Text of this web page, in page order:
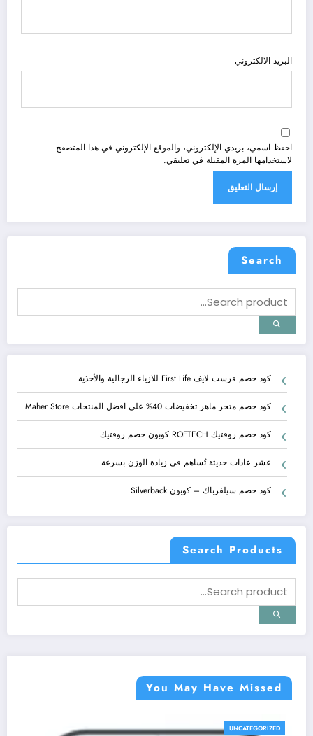
البريد الالكتروني
احفظ اسمي، بريدي الإلكتروني، والموقع الإلكتروني في هذا المتصفح
لاستخدامها المرة المقبلة في تعليقي.
Search
كود خصم فرست لايف First Life للازياء الرجالية والأحذية
كود خصم متجر ماهر تخفيضات 40% على افضل المنتجات Maher Store
كود خصم روفتيك ROFTECH كوبون خصم روفتيك
عشر عادات حديثة تُساهم في زيادة الوزن بسرعة
كود خصم سيلفرباك – كوبون Silverback
Search Products
You May Have Missed
UNCATEGORIZED